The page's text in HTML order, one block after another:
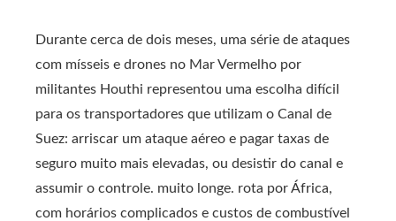
Durante cerca de dois meses, uma série de ataques
com mísseis e drones no Mar Vermelho por
militantes Houthi representou uma escolha difícil
para os transportadores que utilizam o Canal de
Suez: arriscar um ataque aéreo e pagar taxas de
seguro muito mais elevadas, ou desistir do canal e
assumir o controle. muito longe. rota por África,
com horários complicados e custos de combustível